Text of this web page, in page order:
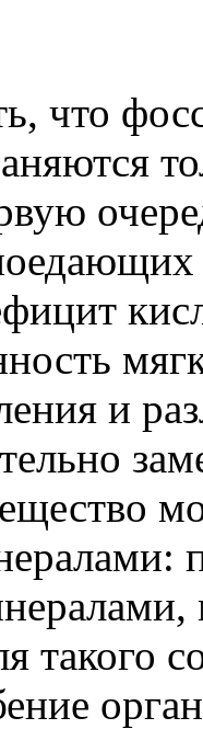
что
и
такого